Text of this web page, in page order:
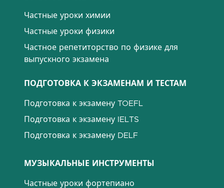
Частные уроки химии
Частные уроки физики
Частное репетиторство по физике для
выпускного экзамена
ПОДГОТОВКА К ЭКЗАМЕНАМ И ТЕСТАМ
Подготовка к экзамену TOEFL
Подготовка к экзамену IELTS
Подготовка к экзамену DELF
МУЗЫКАЛЬНЫЕ ИНСТРУМЕНТЫ
Частные уроки фортепиано